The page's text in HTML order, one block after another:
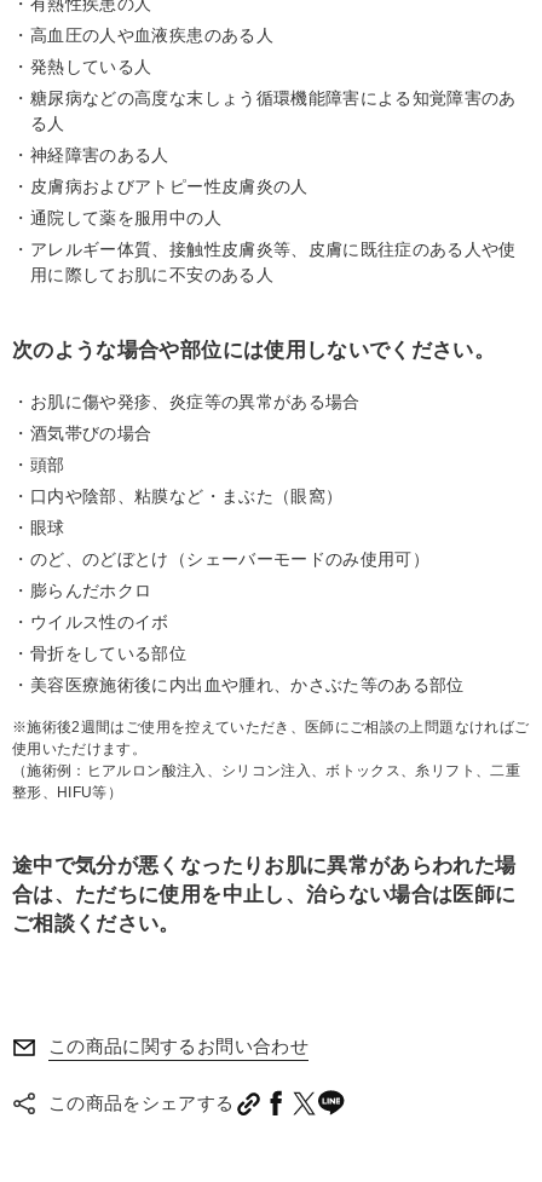
高血圧の人や血液疾患のある人
発熱している人
糖尿病などの高度な末しょう循環機能障害による知覚障害のあ
る人
神経障害のある人
皮膚病およびアトピー性皮膚炎の人
通院して薬を服用中の人
アレルギー体質、接触性皮膚炎等、皮膚に既往症のある人や使
用に際してお肌に不安のある人
次のような場合や部位には使用しないでください。
お肌に傷や発疹、炎症等の異常がある場合
酒気帯びの場合
頭部
口内や陰部、粘膜など・まぶた（眼窩）
眼球
のど、のどぼとけ（シェーバーモードのみ使用可）
膨らんだホクロ
ウイルス性のイボ
骨折をしている部位
美容医療施術後に内出血や腫れ、かさぶた等のある部位
※施術後2週間はご使用を控えていただき、医師にご相談の上問題なければご
使用いただけます。
（施術例：ヒアルロン酸注入、シリコン注入、ボトックス、糸リフト、二重
整形、HIFU等）
途中で気分が悪くなったりお肌に異常があらわれた場
合は、ただちに使用を中止し、治らない場合は医師に
ご相談ください。
この商品に関するお問い合わせ
この商品をシェアする